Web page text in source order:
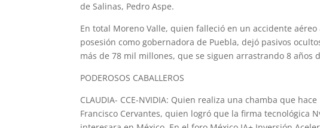
de Salinas, Pedro Aspe.
En total Moreno Valle, quien falleció en un accidente
posesión como gobernadora de Puebla, dejó pasivos
más de 78 mil millones, que se siguen arrastrando 8 años
PODEROSOS CABALLEROS
CLAUDIA- CCE-NVIDIA: Quien realiza una chamba que
Francisco Cervantes, quien logró que la firma tecnológica